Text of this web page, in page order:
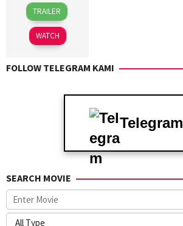
12
Sep
2025
Rodante
Pajemna
Jr.
TRAILER
WATCH
FOLLOW TELEGRAM KAMI
Telegram
SEARCH MOVIE